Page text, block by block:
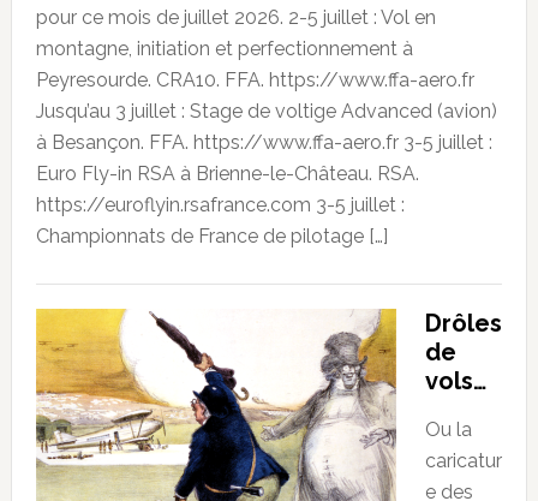
pour ce mois de juillet 2026. 2-5 juillet : Vol en
montagne, initiation et perfectionnement à
Peyresourde. CRA10. FFA. https://www.ffa-aero.fr
Jusqu’au 3 juillet : Stage de voltige Advanced (avion)
à Besançon. FFA. https://www.ffa-aero.fr 3-5 juillet :
Euro Fly-in RSA à Brienne-le-Château. RSA.
https://euroflyin.rsafrance.com 3-5 juillet :
Championnats de France de pilotage […]
Drôles
de
vols…
Ou la
caricatur
e des